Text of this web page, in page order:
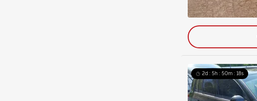
2d : 5h : 50m : 16s